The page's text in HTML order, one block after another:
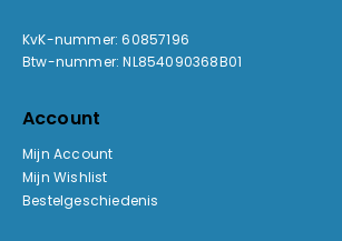
KvK-nummer: 60857196
Btw-nummer: NL854090368B01
Account
Mijn Account
Mijn Wishlist
Bestelgeschiedenis